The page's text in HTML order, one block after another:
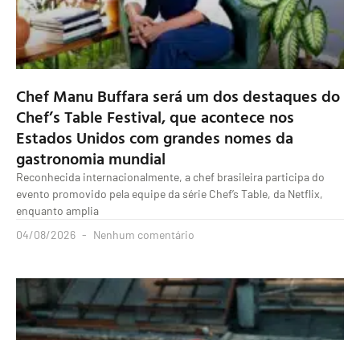
Chef Manu Buffara será um dos destaques do
Chef’s Table Festival, que acontece nos
Estados Unidos com grandes nomes da
gastronomia mundial
Reconhecida internacionalmente, a chef brasileira participa do
evento promovido pela equipe da série Chef’s Table, da Netflix,
enquanto amplia
04/08/2026
Nenhum comentário